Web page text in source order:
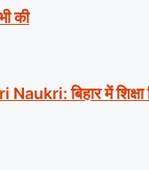
की
बिहार में शिक्षा